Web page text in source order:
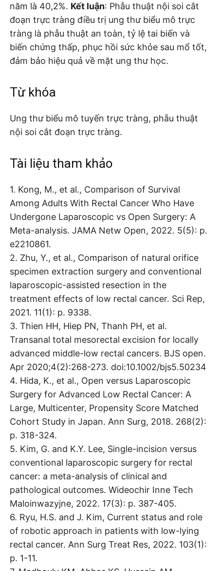
năm là 40,2%. Kết luận: Phẫu thuật nội soi cắt
đoạn trực tràng điều trị ung thư biểu mô trực
tràng là phẫu thuật an toàn, tỷ lệ tai biến và
biến chứng thấp, phục hồi sức khỏe sau mổ tốt,
đảm bảo hiệu quả về mặt ung thư học.
Từ khóa
Ung thư biểu mô tuyến trực tràng, phẫu thuật
nội soi cắt đoạn trực tràng.
Tài liệu tham khảo
1. Kong, M., et al., Comparison of Survival
Among Adults With Rectal Cancer Who Have
Undergone Laparoscopic vs Open Surgery: A
Meta-analysis. JAMA Netw Open, 2022. 5(5): p.
e2210861.
2. Zhu, Y., et al., Comparison of natural orifice
specimen extraction surgery and conventional
laparoscopic-assisted resection in the
treatment effects of low rectal cancer. Sci Rep,
2021. 11(1): p. 9338.
3. Thien HH, Hiep PN, Thanh PH, et al.
Transanal total mesorectal excision for locally
advanced middle-low rectal cancers. BJS open.
Apr 2020;4(2):268-273. doi:10.1002/bjs5.50234
4. Hida, K., et al., Open versus Laparoscopic
Surgery for Advanced Low Rectal Cancer: A
Large, Multicenter, Propensity Score Matched
Cohort Study in Japan. Ann Surg, 2018. 268(2):
p. 318-324.
5. Kim, G. and K.Y. Lee, Single-incision versus
conventional laparoscopic surgery for rectal
cancer: a meta-analysis of clinical and
pathological outcomes. Wideochir Inne Tech
Maloinwazyjne, 2022. 17(3): p. 387-405.
6. Ryu, H.S. and J. Kim, Current status and role
of robotic approach in patients with low-lying
rectal cancer. Ann Surg Treat Res, 2022. 103(1):
p. 1-11.